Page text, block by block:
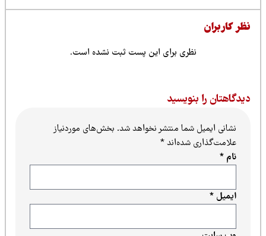
کاربران
نظری برای این پست ثبت نشده است.
را بنویسید
نشانی ایمیل شما منتشر نخواهد شد.بخش‌های موردنیاز
علامت‌گذاری شده‌اند*
ایمیل*